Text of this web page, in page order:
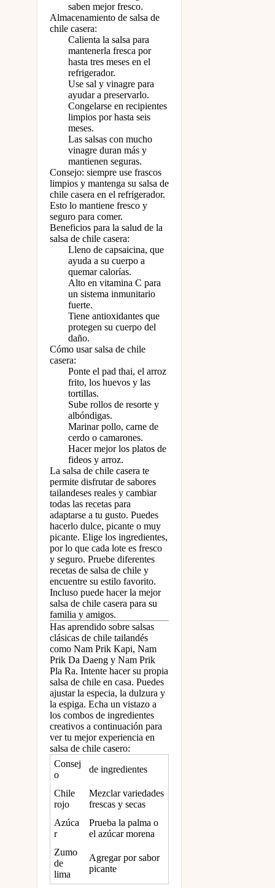
saben mejor fresco.
Almacenamiento de salsa de
chile casera:
Calienta la salsa para
mantenerla fresca por
hasta tres meses en el
refrigerador.
Use sal y vinagre para
ayudar a preservarlo.
Congelarse en recipientes
limpios por hasta seis
meses.
Las salsas con mucho
vinagre duran más y
mantienen seguras.
Consejo: siempre use frascos
limpios y mantenga su salsa de
chile casera en el refrigerador.
Esto lo mantiene fresco y
seguro para comer.
Beneficios para la salud de la
salsa de chile casera:
Lleno de capsaicina, que
ayuda a su cuerpo a
quemar calorías.
Alto en vitamina C para
un sistema inmunitario
fuerte.
Tiene antioxidantes que
protegen su cuerpo del
daño.
Cómo usar salsa de chile
casera:
Ponte el pad thai, el arroz
frito, los huevos y las
tortillas.
Sube rollos de resorte y
albóndigas.
Marinar pollo, carne de
cerdo o camarones.
Hacer mejor los platos de
fideos y arroz.
La salsa de chile casera te
permite disfrutar de sabores
tailandeses reales y cambiar
todas las recetas para
adaptarse a tu gusto. Puedes
hacerlo dulce, picante o muy
picante. Elige los ingredientes,
por lo que cada lote es fresco
y seguro. Pruebe diferentes
recetas de salsa de chile y
encuentre su estilo favorito.
Incluso puede hacer la mejor
salsa de chile casera para su
familia y amigos.
Has aprendido sobre salsas
clásicas de chile tailandés
como Nam Prik Kapi, Nam
Prik Da Daeng y Nam Prik
Pla Ra. Intente hacer su propia
salsa de chile en casa. Puedes
ajustar la especia, la dulzura y
la espiga. Echa un vistazo a
los combos de ingredientes
creativos a continuación para
ver tu mejor experiencia en
salsa de chile casero:
Consej
o
de ingredientes
Chile
rojo
Mezclar variedades
frescas y secas
Azúca
r
Prueba la palma o
el azúcar morena
Zumo
de
lima
Agregar por sabor
picante